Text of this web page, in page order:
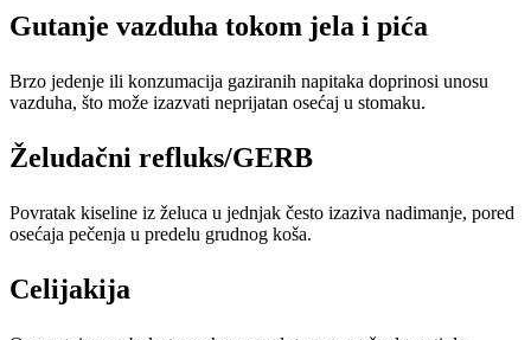
Gutanje vazduha tokom jela i pića
Brzo jedenje ili konzumacija gaziranih napitaka doprinosi unosu
vazduha, što može izazvati neprijatan osećaj u stomaku.
Želudačni refluks/GERB
Povratak kiseline iz želuca u jednjak često izaziva nadimanje, pored
osećaja pečenja u predelu grudnog koša.
Celijakija